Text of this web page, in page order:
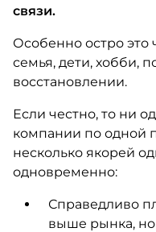
связи.
Особенно остро это
семья, дети, хобби,
восстановлении.
Если честно, то ни
компании по одной
несколько якорей
одновременно:
Справедливо
выше рынка, но